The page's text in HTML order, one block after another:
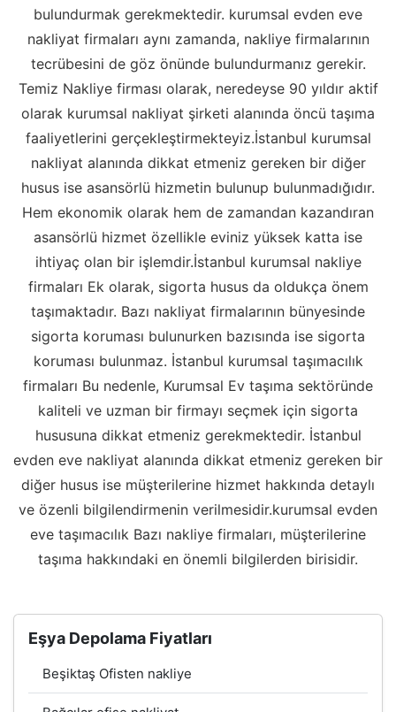
bulundurmak gerekmektedir. kurumsal evden eve
nakliyat firmaları aynı zamanda, nakliye firmalarının
tecrübesini de göz önünde bulundurmanız gerekir.
Temiz Nakliye firması olarak, neredeyse 90 yıldır aktif
olarak kurumsal nakliyat şirketi alanında öncü taşıma
faaliyetlerini gerçekleştirmekteyiz.İstanbul kurumsal
nakliyat alanında dikkat etmeniz gereken bir diğer
husus ise asansörlü hizmetin bulunup bulunmadığıdır.
Hem ekonomik olarak hem de zamandan kazandıran
asansörlü hizmet özellikle eviniz yüksek katta ise
ihtiyaç olan bir işlemdir.İstanbul kurumsal nakliye
firmaları Ek olarak, sigorta husus da oldukça önem
taşımaktadır. Bazı nakliyat firmalarının bünyesinde
sigorta koruması bulunurken bazısında ise sigorta
koruması bulunmaz. İstanbul kurumsal taşımacılık
firmaları Bu nedenle, Kurumsal Ev taşıma sektöründe
kaliteli ve uzman bir firmayı seçmek için sigorta
hususuna dikkat etmeniz gerekmektedir. İstanbul
evden eve nakliyat alanında dikkat etmeniz gereken bir
diğer husus ise müşterilerine hizmet hakkında detaylı
ve özenli bilgilendirmenin verilmesidir.kurumsal evden
eve taşımacılık Bazı nakliye firmaları, müşterilerine
taşıma hakkındaki en önemli bilgilerden birisidir.
Eşya Depolama Fiyatları
Beşiktaş Ofisten nakliye